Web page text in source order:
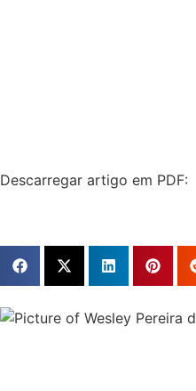
Descarregar artigo em PDF: